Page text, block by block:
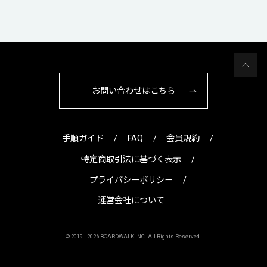
お問い合わせはこちら
手順ガイド FAQ 会員規約
特定商取引法に基づく表示
プライバシーポリシー
運営会社について
© 2019 -2026 BOARDWALK INC. All Rights Reserved.